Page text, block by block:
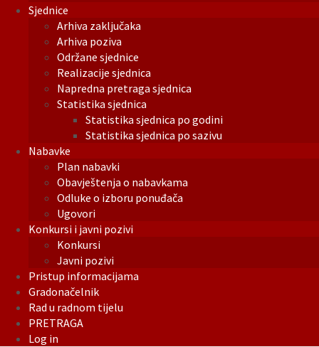
Sjednice
Arhiva zaključaka
Arhiva poziva
Održane sjednice
Realizacije sjednica
Napredna pretraga sjednica
Statistika sjednica
Statistika sjednica po godini
Statistika sjednica po sazivu
Nabavke
Plan nabavki
Obavještenja o nabavkama
Odluke o izboru ponuđača
Ugovori
Konkursi i javni pozivi
Konkursi
Javni pozivi
Pristup informacijama
Gradonačelnik
Rad u radnom tijelu
PRETRAGA
Log in